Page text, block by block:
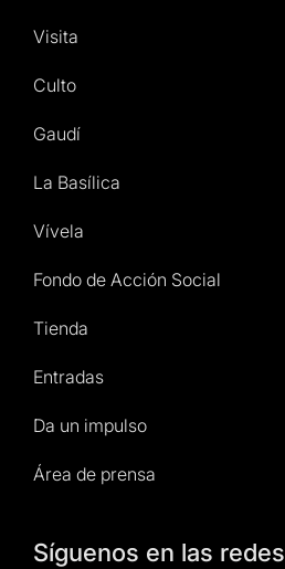
Visita
Culto
Gaudí
La Basílica
Vívela
Fondo de Acción Social
Tienda
Entradas
Da un impulso
Área de prensa
Síguenos en las redes